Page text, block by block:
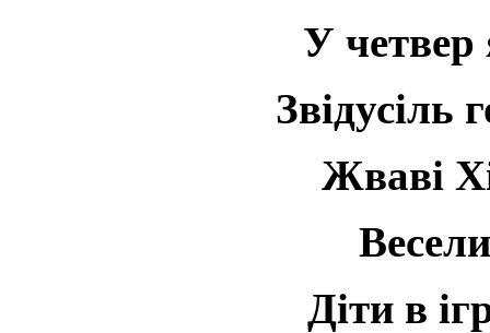
У
Звідусіль
Жваві
Діти в